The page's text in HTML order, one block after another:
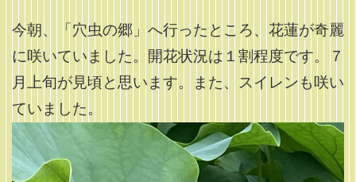
今朝、「穴虫の郷」へ行ったところ、花蓮が奇麗
に咲いていました。開花状況は１割程度です。７
月上旬が見頃と思います。また、スイレンも咲い
ていました。